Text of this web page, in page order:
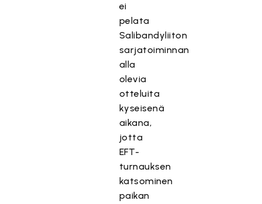
ei
pelata
Salibandyliiton
sarjatoiminnan
alla
olevia
otteluita
kyseisenä
aikana,
jotta
EFT-
turnauksen
katsominen
paikan